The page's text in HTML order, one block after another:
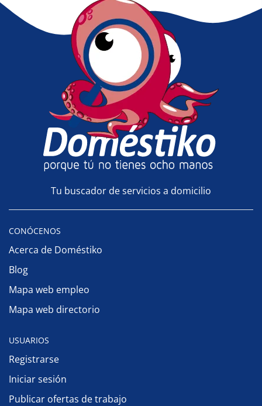
Tu buscador de servicios a domicilio
CONÓCENOS
Acerca de Doméstiko
Blog
Mapa web empleo
Mapa web directorio
USUARIOS
Registrarse
Iniciar sesión
Publicar ofertas de trabajo